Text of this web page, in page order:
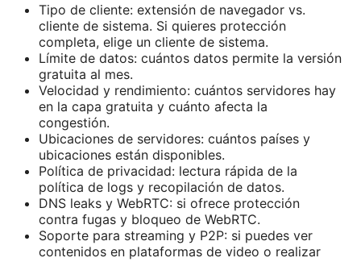
Tipo de cliente: extensión de navegador vs.
cliente de sistema. Si quieres protección
completa, elige un cliente de sistema.
Límite de datos: cuántos datos permite la versión
gratuita al mes.
Velocidad y rendimiento: cuántos servidores hay
en la capa gratuita y cuánto afecta la
congestión.
Ubicaciones de servidores: cuántos países y
ubicaciones están disponibles.
Política de privacidad: lectura rápida de la
política de logs y recopilación de datos.
DNS leaks y WebRTC: si ofrece protección
contra fugas y bloqueo de WebRTC.
Soporte para streaming y P2P: si puedes ver
contenidos en plataformas de video o realizar